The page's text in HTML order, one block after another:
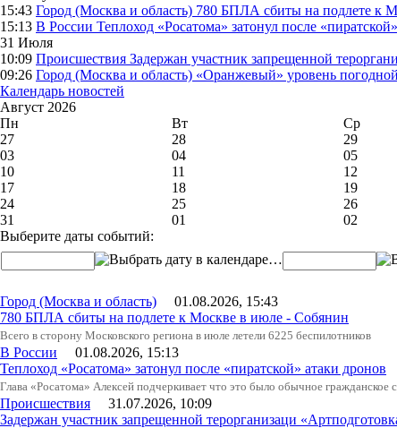
15:43 Город (Москва и область) 780 БПЛА сбиты на подлете к
15:13 В России Теплоход «Росатома» затонул после
31 Июля
10:09 Происшествия Задержан участник запрещенной
09:26 Город (Москва и область) «Оранжевый» уровень
Календарь новостей
Август 2026
Пн
Вт Ср
27
28 29
03
04 05
10
11 12
17
18 19
24
25 26
31
01 02
Выберите даты событий:
…
Город (Москва и область) 01.08.2026, 15:43
780 БПЛА сбиты на подлете к Москве в июле - Собянин
Всего в сторону Московского региона в июле летели 6225 беспилотников
В России 01.08.2026, 15:13
Теплоход «Росатома» затонул после «пиратской» атаки дронов
Глава «Росатома» Алексей подчеркивает что это было обычное гражданское
Происшествия 31.07.2026, 10:09
Задержан участник запрещенной терорганизаци